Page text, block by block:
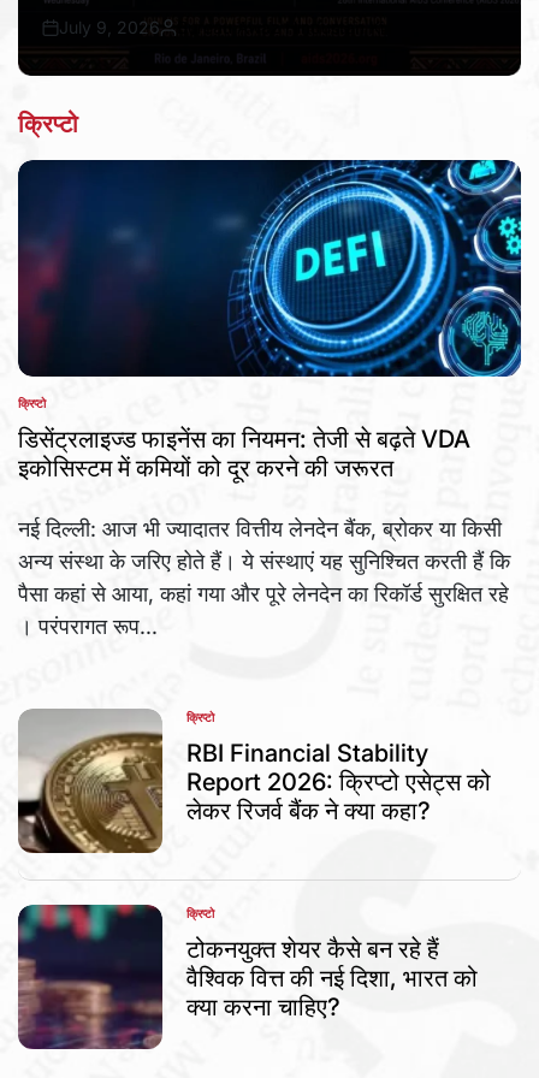
Post
July 9, 2026
By:
क्रिप्टो
POSTED
IN
क्रिप्टो
डिसेंट्रलाइज्ड फाइनेंस का नियमन: तेजी से बढ़ते VDA
इकोसिस्टम में कमियों को दूर करने की जरूरत
नई दिल्ली: आज भी ज्यादातर वित्तीय लेनदेन बैंक, ब्रोकर या किसी
अन्य संस्था के जरिए होते हैं। ये संस्थाएं यह सुनिश्चित करती हैं कि
पैसा कहां से आया, कहां गया और पूरे लेनदेन का रिकॉर्ड सुरक्षित रहे
। परंपरागत रूप...
POSTED
IN
क्रिप्टो
RBI Financial Stability
Report 2026: क्रिप्टो एसेट्स को
लेकर रिजर्व बैंक ने क्या कहा?
POSTED
IN
क्रिप्टो
टोकनयुक्त शेयर कैसे बन रहे हैं
वैश्विक वित्त की नई दिशा, भारत को
क्या करना चाहिए?